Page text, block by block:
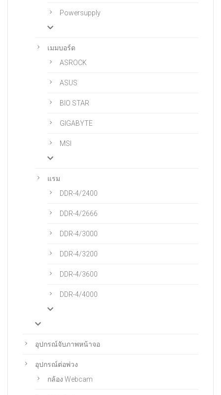
Powersupply
เมมบอร์ด
ASROCK
ASUS
BIO STAR
GIGABYTE
MSI
แรม
DDR-4/2400
DDR-4/2666
DDR-4/3000
DDR-4/3200
DDR-4/3600
DDR-4/4000
อุปกรณ์จับภาพหน้าจอ
อุปกรณ์ต่อพ่วง
กล้อง Webcam